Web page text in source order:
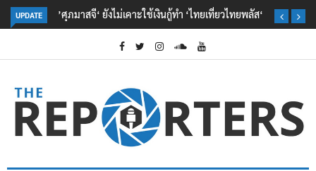
UPDATE ’ศุภมาสจี‘ ยังไม่เคาะใช้เงินกู้ทำ ‘ไทยเที่ยวไทยพลัส‘